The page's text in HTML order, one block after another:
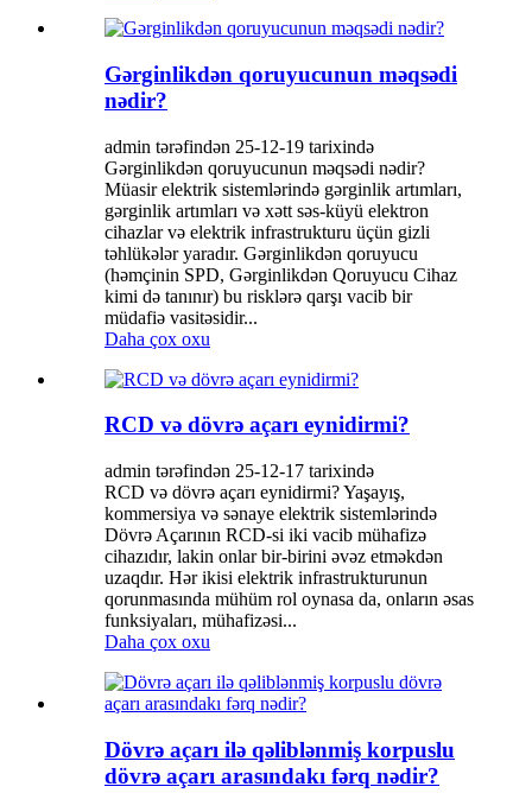
Gərginlikdən qoruyucunun məqsədi
nədir?
admin tərəfindən 25-12-19 tarixində
Gərginlikdən qoruyucunun məqsədi nədir?
Müasir elektrik sistemlərində gərginlik artımları,
gərginlik artımları və xətt səs-küyü elektron
cihazlar və elektrik infrastrukturu üçün gizli
təhlükələr yaradır. Gərginlikdən qoruyucu
(həmçinin SPD, Gərginlikdən Qoruyucu Cihaz
kimi də tanınır) bu risklərə qarşı vacib bir
müdafiə vasitəsidir...
Daha çox oxu
RCD və dövrə açarı eynidirmi?
admin tərəfindən 25-12-17 tarixində
RCD və dövrə açarı eynidirmi? Yaşayış,
kommersiya və sənaye elektrik sistemlərində
Dövrə Açarının RCD-si iki vacib mühafizə
cihazıdır, lakin onlar bir-birini əvəz etməkdən
uzaqdır. Hər ikisi elektrik infrastrukturunun
qorunmasında mühüm rol oynasa da, onların əsas
funksiyaları, mühafizəsi...
Daha çox oxu
Dövrə açarı ilə qəliblənmiş korpuslu
dövrə açarı arasındakı fərq nədir?